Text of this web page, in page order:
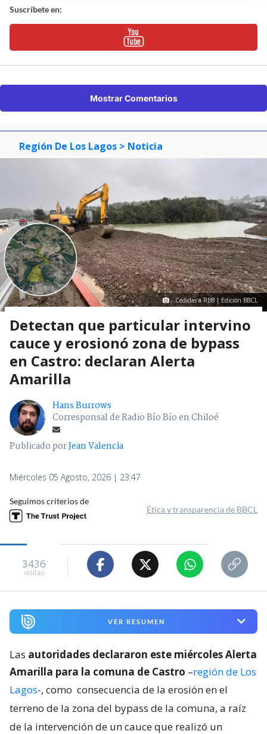
Suscríbete en:
Mostrar Comentarios
Región De Los Lagos > Noticia
Cedidas a RBB | Edición BBCL
Detectan que particular intervino
cauce y erosionó zona de bypass
en Castro: declaran Alerta
Amarilla
Hans Burrows
Corresponsal de Radio Bío Bío en Chiloé
Publicado porJean Valencia
Miércoles 05 Agosto, 2026 | 23:47
Seguimos criterios de
Ética y transparencia de BBCL
3436
visitas
VER RESUMEN
Las autoridades declararon este miércoles Alerta
Amarilla para la comuna de Castro –región de Los
Lagos-, como consecuencia de la erosión en el
terreno de la zona del bypass de la comuna, a raíz
de la intervención de un cauce que realizó un